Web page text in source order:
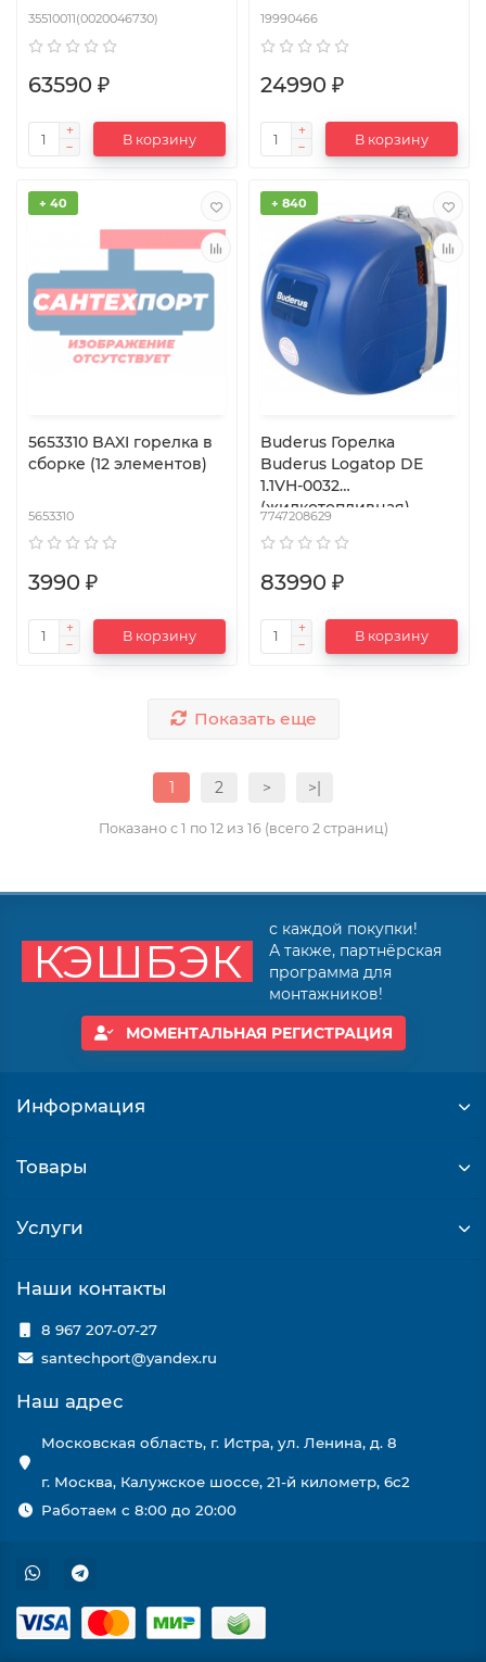
35510011(0020046730)
63590 ₽
В корзину
19990466
24990 ₽
В корзину
+ 40
5653310 BAXI горелка в
сборке (12 элементов)
5653310
3990 ₽
В корзину
+ 840
Buderus Горелка
Buderus Logatop DE
1.1VH-0032
(жидкотопливная)
7747208629
83990 ₽
В корзину
Показать еще
1 2 > >|
Показано с 1 по 12 из 16 (всего 2 страниц)
КЭШБЭК
с каждой покупки!
А также, партнёрская
программа для
монтажников!
МОМЕНТАЛЬНАЯ РЕГИСТРАЦИЯ
Информация
Товары
Услуги
Наши контакты
8 967 207-07-27
santechport@yandex.ru
Наш адрес
Московская область, г. Истра, ул. Ленина, д. 8
г. Москва, Калужское шоссе, 21-й километр, 6с2
Работаем с 8:00 до 20:00